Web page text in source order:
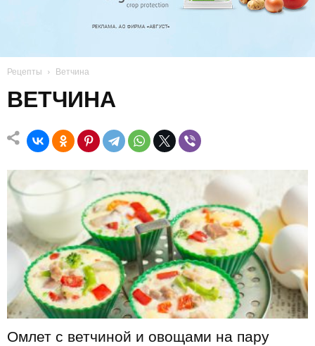
Рецепты Ветчина
ВЕТЧИНА
Омлет с ветчиной и овощами на пару